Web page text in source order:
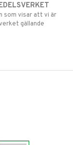
som visar att vi är
gällande